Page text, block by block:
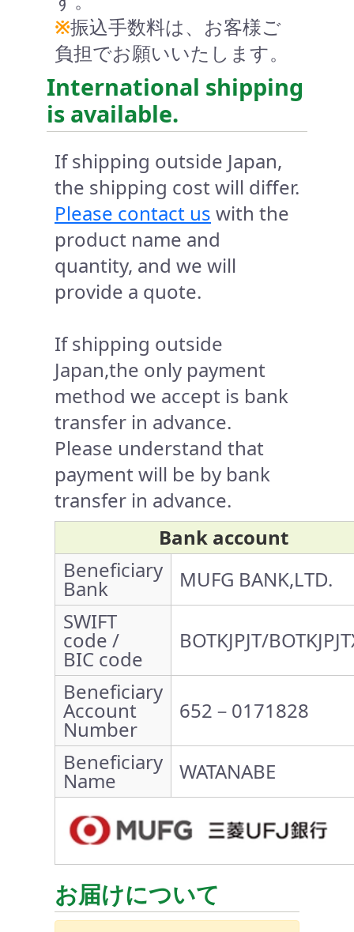
※振込手数料は、お客様ご
負担でお願いいたします。
International shipping
is available.
If shipping outside Japan,
the shipping cost will differ.
Please contact us with the
product name and
quantity, and we will
provide a quote.
If shipping outside
Japan,the only payment
method we accept is bank
transfer in advance.
Please understand that
payment will be by bank
transfer in advance.
Bank account
Beneficiary
Bank
MUFG BANK,LTD.
SWIFT
code /
BIC code
BOTKJPJT/
Beneficiary
Account
Number
652－0171828
Beneficiary
Name WATANABE
お届けについて